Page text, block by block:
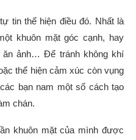
tin thể hiện điều đó. Nhất là
khuôn mặt góc cạnh, hay
ăn ảnh… Để tránh không khí
thể hiện cảm xúc còn vụng
bạn nam một số cách tạo
chán.
khuôn mặt của mình được